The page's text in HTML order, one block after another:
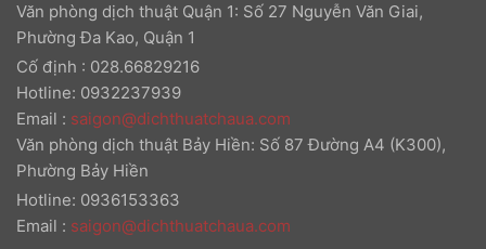
Văn phòng dịch thuật Quận 1: Số 27 Nguyễn Văn Giai,
Phường Đa Kao, Quận 1
Cố định : 028.66829216
Hotline: 0932237939
Email : saigon@dichthuatchaua.com
Văn phòng dịch thuật Bảy Hiền: Số 87 Đường A4 (K300),
Phường Bảy Hiền
Hotline: 0936153363
Email : saigon@dichthuatchaua.com